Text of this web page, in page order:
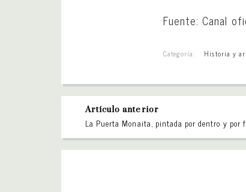
Fuente: Canal
Categoría: Historia y
Artículo anterior
La Puerta Monaita, pintada por dentro y por